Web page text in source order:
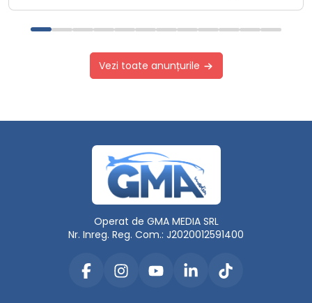
Vezi toate anunțurile
Operat de GMA MEDIA SRL
Nr. Inreg. Reg. Com.: J2020012591400